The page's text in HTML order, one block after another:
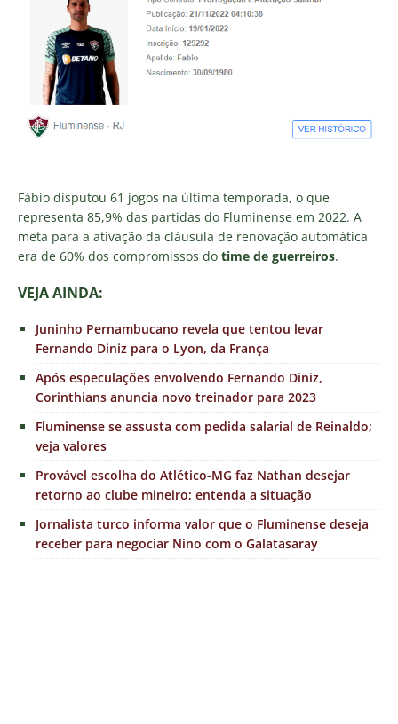
Fábio disputou 61 jogos na última temporada, o que
representa 85,9% das partidas do Fluminense em 2022. A
meta para a ativação da cláusula de renovação automática
era de 60% dos compromissos do time de guerreiros.
VEJA AINDA:
Juninho Pernambucano revela que tentou levar
Fernando Diniz para o Lyon, da França
Após especulações envolvendo Fernando Diniz,
Corinthians anuncia novo treinador para 2023
Fluminense se assusta com pedida salarial de Reinaldo;
veja valores
Provável escolha do Atlético-MG faz Nathan desejar
retorno ao clube mineiro; entenda a situação
Jornalista turco informa valor que o Fluminense deseja
receber para negociar Nino com o Galatasaray